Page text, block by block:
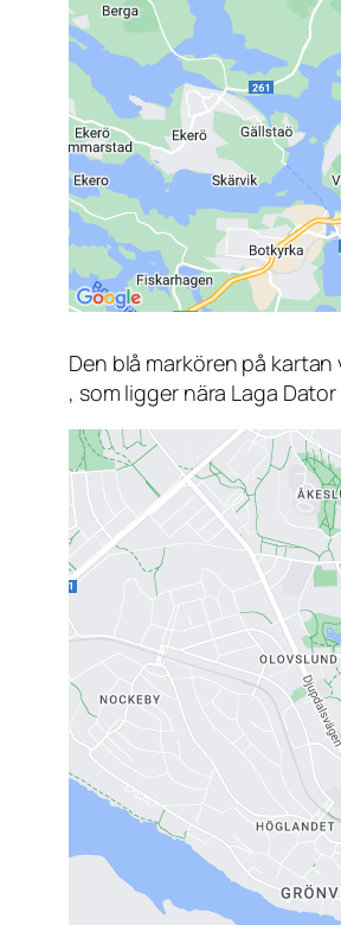
Den blå markören på kartan
, som ligger nära Laga